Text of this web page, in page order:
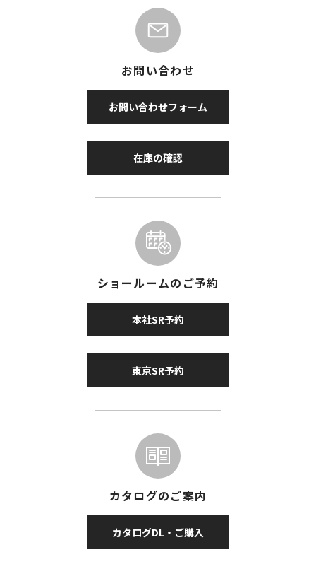
お問い合わせ
お問い合わせフォーム
在庫の確認
ショールームのご予約
本社SR予約
東京SR予約
カタログのご案内
カタログDL・ご購入